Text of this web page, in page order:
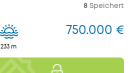
8 Speichert
233 m
750.000 €